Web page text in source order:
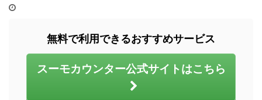
無料で利用できるおすすめサービス
スーモカウンター公式サイトはこちら